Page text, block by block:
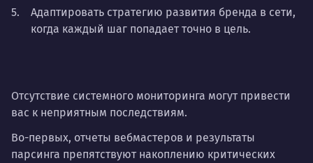
Адаптировать стратегию развития бренда в сети,
когда каждый шаг попадает точно в цель.
Отсутствие системного мониторинга могут привести
вас к неприятным последствиям.
Во-первых, отчеты вебмастеров и результаты
парсинга препятствуют накоплению критических